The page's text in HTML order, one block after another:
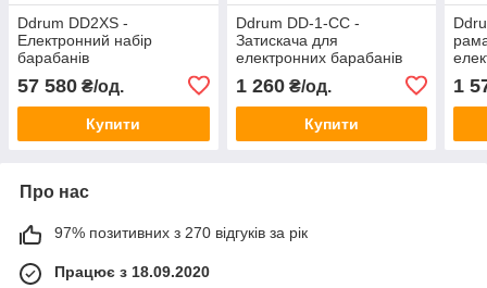
Ddrum DD2XS -
Електронний набір
барабанів
57 580 ₴/од.
Купити
Ddrum DD-1-CC -
Затискача для
електронних барабанів
1 260₴/од.
Купити
1
Про нас
97% позитивних з 270 відгуків за рік
Працює з 18.09.2020